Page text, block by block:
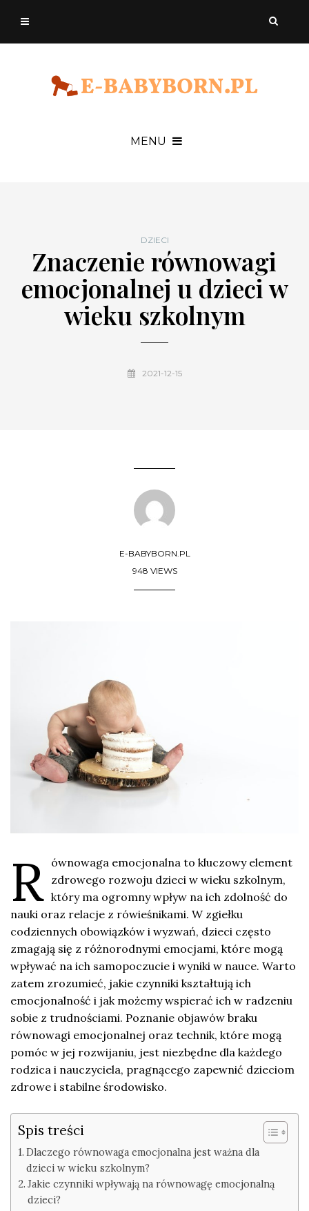
MENU
DZIECI
Znaczenie równowagi
emocjonalnej u dzieci w
wieku szkolnym
2021-12-15
E-BABYBORN.PL
948 VIEWS
R ównowaga emocjonalna to kluczowy element
zdrowego rozwoju dzieci w wieku szkolnym,
który ma ogromny wpływ na ich zdolność do
nauki oraz relacje z rówieśnikami. W zgiełku
codziennych obowiązków i wyzwań, dzieci często
zmagają się z różnorodnymi emocjami, które mogą
wpływać na ich samopoczucie i wyniki w nauce. Warto
zatem zrozumieć, jakie czynniki kształtują ich
emocjonalność i jak możemy wspierać ich w radzeniu
sobie z trudnościami. Poznanie objawów braku
równowagi emocjonalnej oraz technik, które mogą
pomóc w jej rozwijaniu, jest niezbędne dla każdego
rodzica i nauczyciela, pragnącego zapewnić dzieciom
zdrowe i stabilne środowisko.
Spis treści
Dlaczego równowaga emocjonalna jest ważna dla
dzieci w wieku szkolnym?
Jakie czynniki wpływają na równowagę emocjonalną
dzieci?